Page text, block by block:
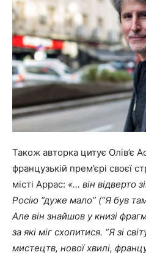
Також авторка цитує Олів’є
французькій прем’єрі своєї
місті Аррас: «… він відверто
Росію “дуже мало” (“Я був
Але він знайшов у книзі
за які міг схопитися. “Я зі
мистецтв, нової хвилі,